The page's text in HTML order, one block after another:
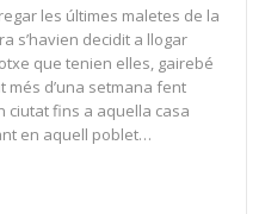
les últimes maletes de la
s’havien decidit a llogar
que tenien elles, gairebé
més d’una setmana fent
ciutat fins a aquella casa
en aquell poblet…